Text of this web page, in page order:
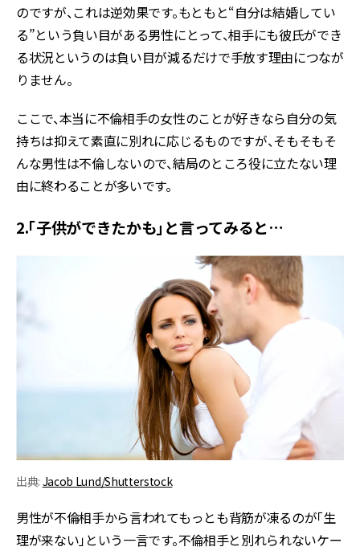
のですが、これは逆効果です。もともと“自分は結婚してい
る”という負い目がある男性にとって、相手にも彼氏ができ
る状況というのは負い目が減るだけで手放す理由につなが
りません。
ここで、本当に不倫相手の女性のことが好きなら自分の気
持ちは抑えて素直に別れに応じるものですが、そもそもそ
んな男性は不倫しないので、結局のところ役に立たない理
由に終わることが多いです。
2.「子供ができたかも」と言ってみると…
出典: Jacob Lund/Shutterstock
男性が不倫相手から言われてもっとも背筋が凍るのが「生
理が来ない」という一言です。不倫相手と別れられないケー